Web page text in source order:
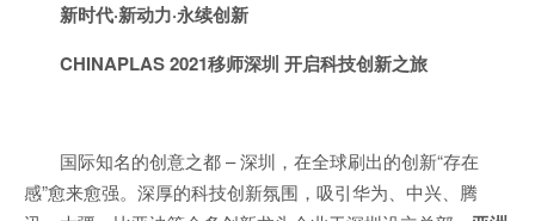
新时代·新动力·永续创新
CHINAPLAS 2021移师深圳 开启科技创新之旅
国际知名的创意之都 – 深圳，在全球刷出的创新“存在
感”愈来愈强。深厚的科技创新氛围，吸引华为、中兴、腾